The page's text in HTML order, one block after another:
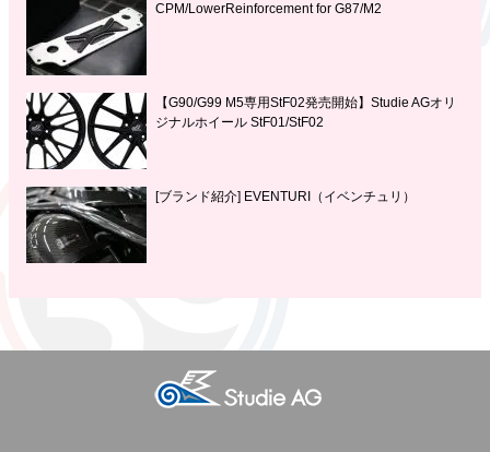
CPM/LowerReinforcement for G87/M2
【G90/G99 M5専用StF02発売開始】Studie AGオリ
ジナルホイール StF01/StF02
[ブランド紹介] EVENTURI（イベンチュリ）